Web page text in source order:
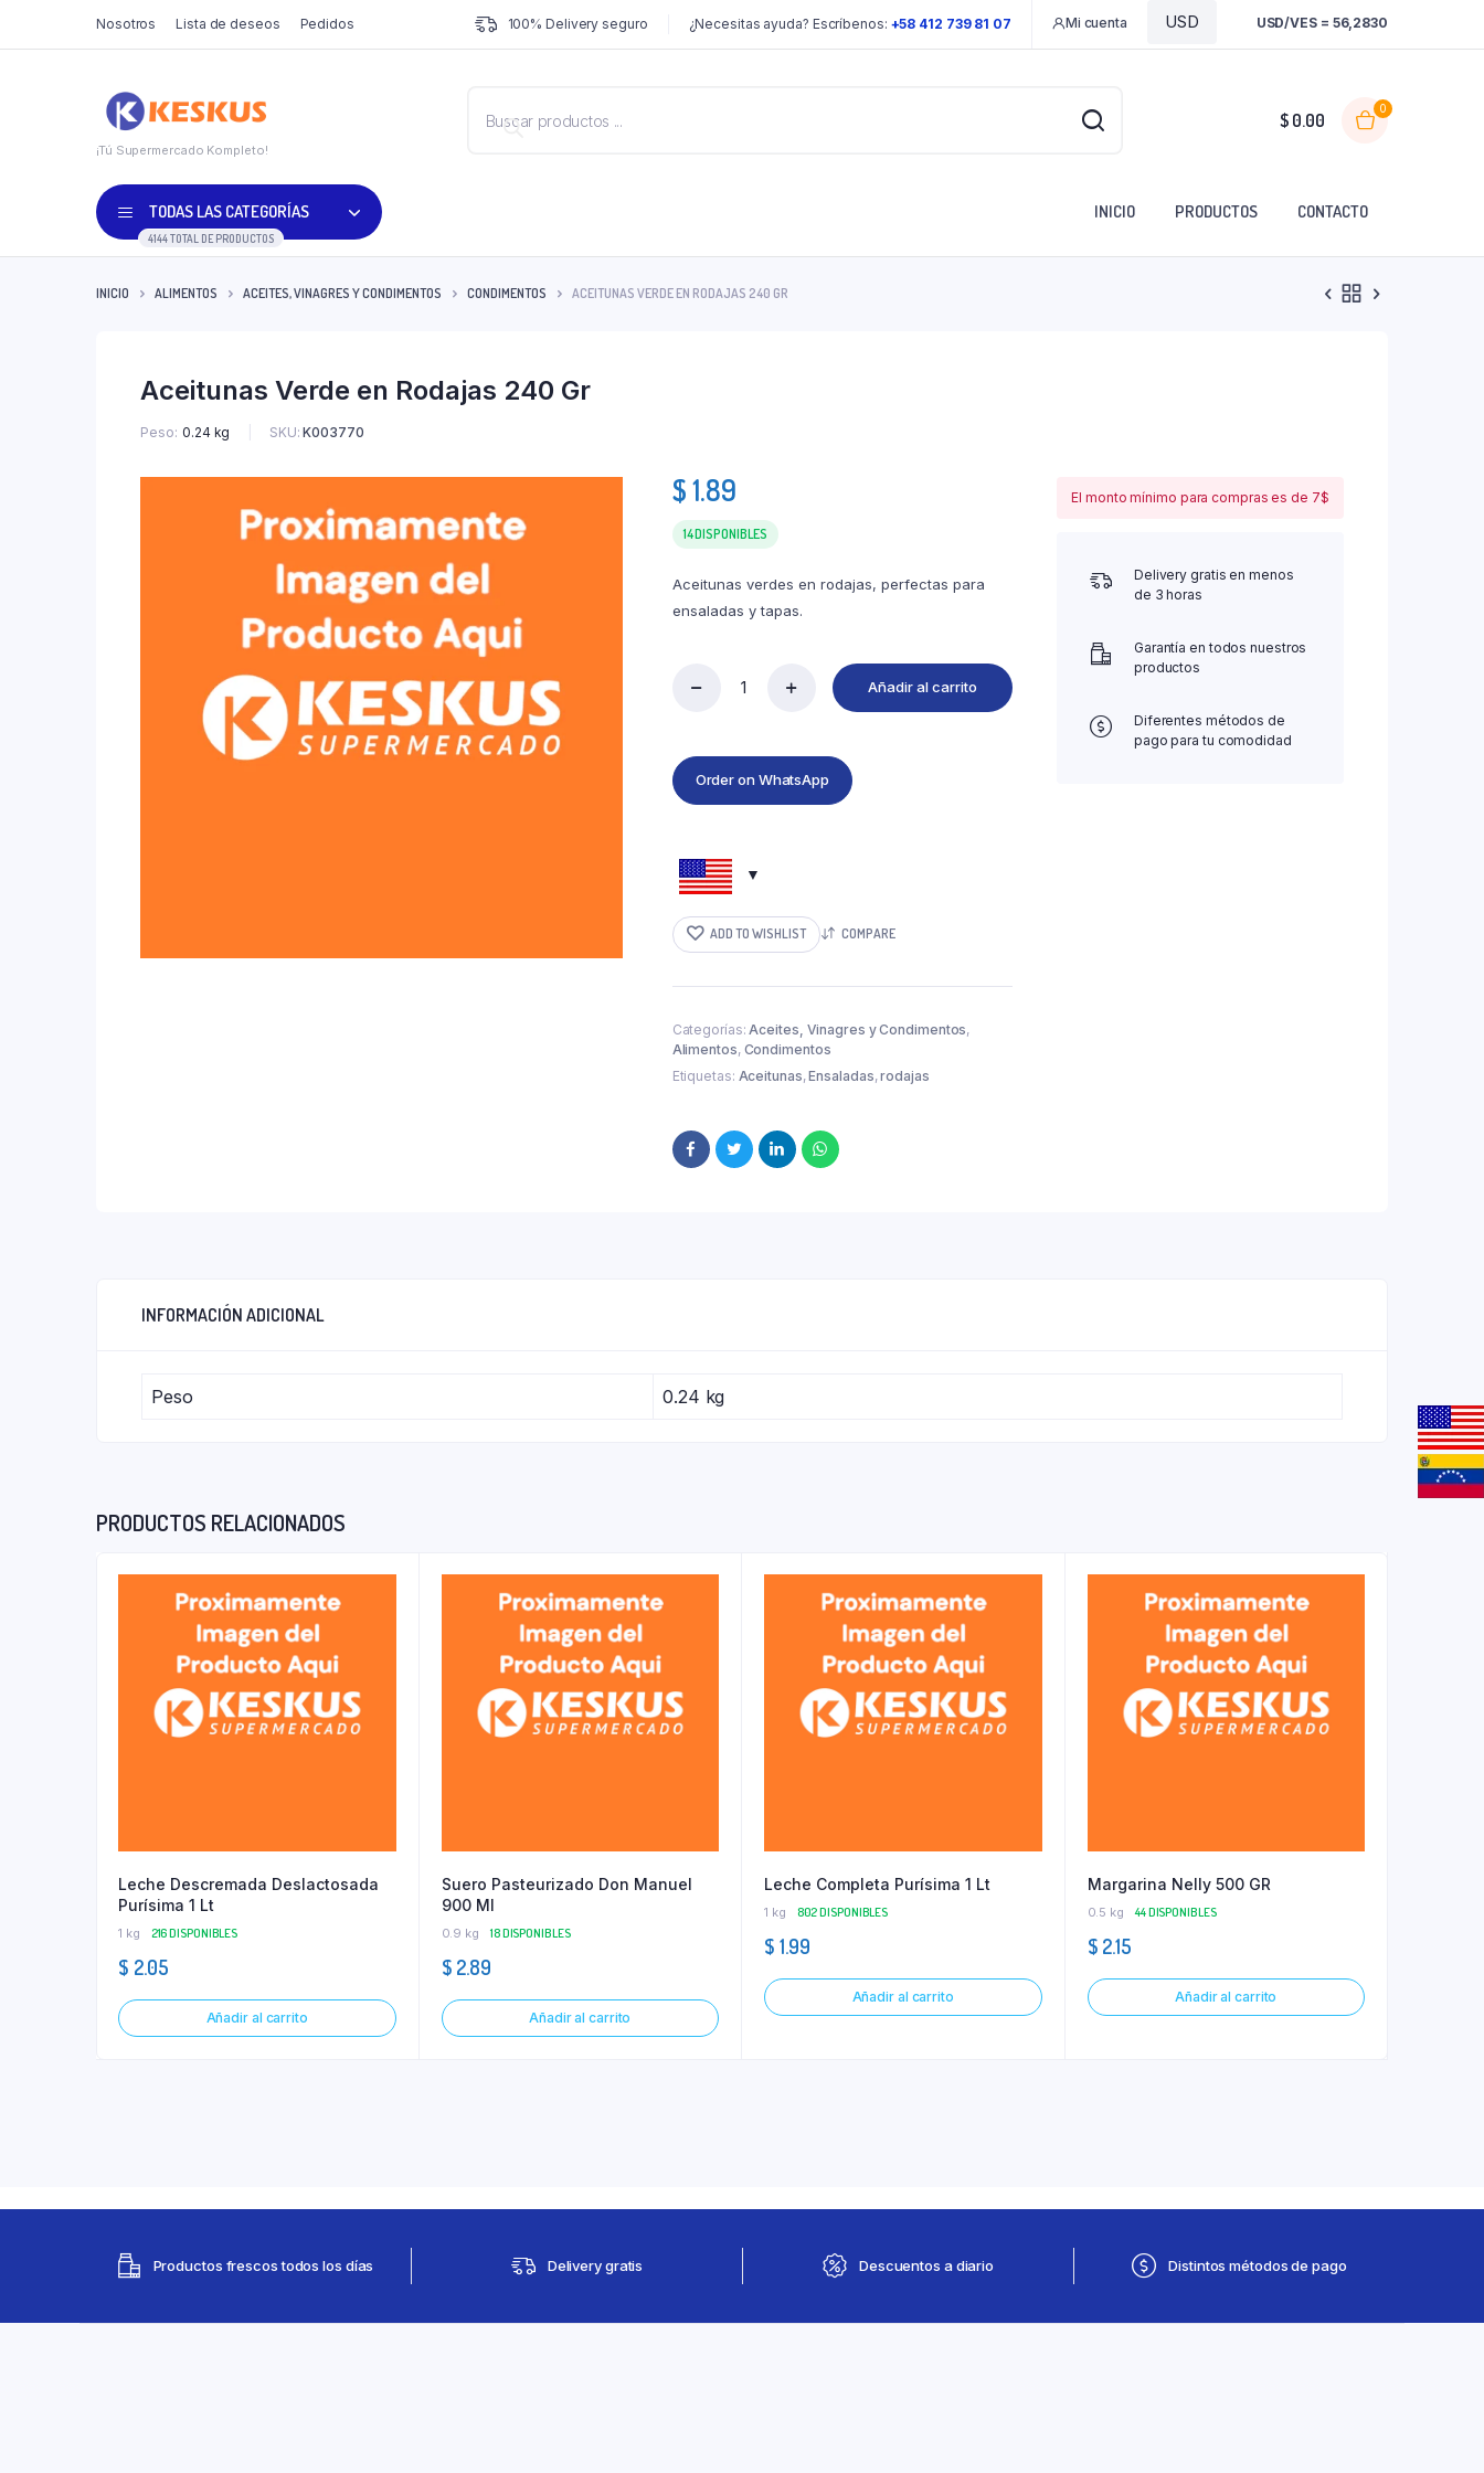
Nosotros Lista de deseos Pedidos 100% Delivery seguro ¿Necesitas ayuda? Escríbenos: +58 412 739 81 07 Mi cuenta USD/VES = 56,2830
¡Tú Supermercado Kompleto!
$ 0.00
0
TODAS LAS CATEGORÍAS
4144 TOTAL DE PRODUCTOS
INICIO PRODUCTOS CONTACTO
INICIO ALIMENTOS ACEITES, VINAGRES Y CONDIMENTOS CONDIMENTOS ACEITUNAS VERDE EN RODAJAS 240 GR
Aceitunas Verde en Rodajas 240 Gr
Peso 0.24 kg SKU: K003770
$1.89
14 DISPONIBLES
Aceitunas verdes en rodajas, perfectas para
ensaladas y tapas.
Añadir al carrito
Order on WhatsApp
ADD TO WISHLIST COMPARE
Categorías: Aceites, Vinagres y Condimentos,
Alimentos, Condimentos
Etiquetas: Aceitunas,Ensaladas,rodajas
El monto mínimo para compras es de 7$
Delivery gratis en menos
de 3 horas
Garantía en todos nuestros
productos
Diferentes métodos de
pago para tu comodidad
INFORMACIÓN ADICIONAL
Peso 0.24 kg
PRODUCTOS RELACIONADOS
Leche Descremada Deslactosada
Purísima 1 Lt
1 kg 216 DISPONIBLES
$ 2.05
Añadir al carrito
Suero Pasteurizado Don Manuel
900 Ml
0.9 kg 18 DISPONIBLES
$ 2.89
Añadir al carrito
Leche Completa Purísima 1 Lt
1 kg 802 DISPONIBLES
$ 1.99
Añadir al carrito
Margarina Nelly 500 GR
0.5 kg 44 DISPONIBLES
$ 2.15
Añadir al carrito
Productos frescos todos los días Delivery gratis Descuentos a diario Distintos métodos de pago